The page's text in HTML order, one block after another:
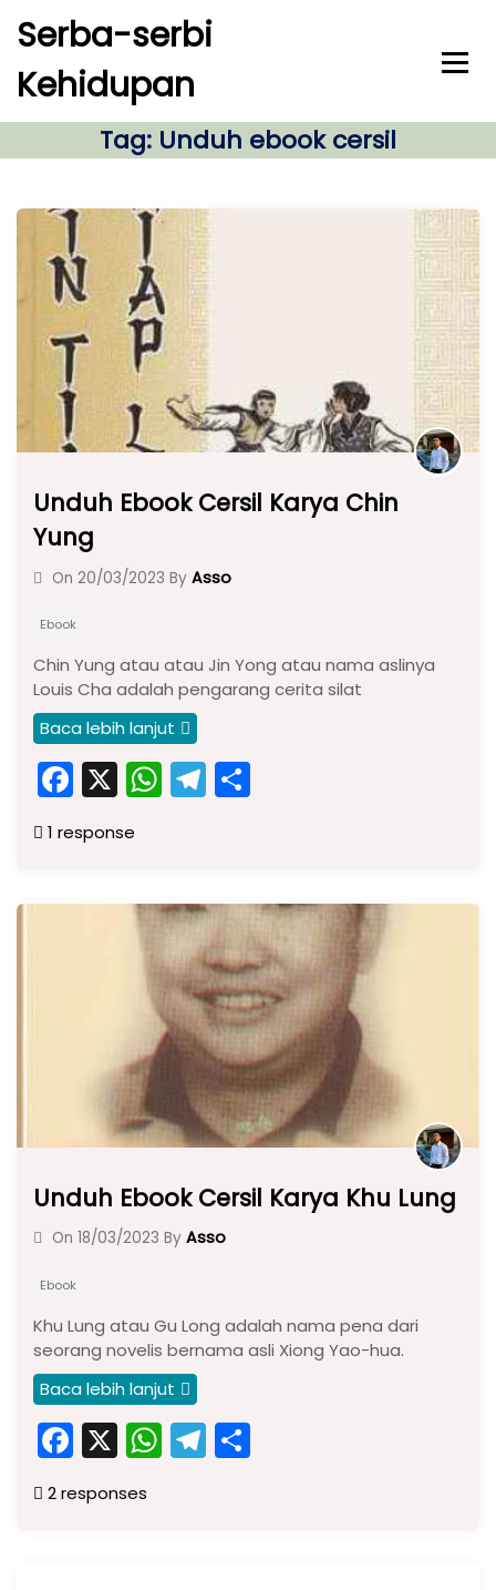
c
Serba-serbi
Kehidupan
Tag: Unduh ebook cersil
Unduh Ebook Cersil Karya Chin
Yung
On 20/03/2023 By Asso
Ebook
Chin Yung atau atau Jin Yong atau nama aslinya
Louis Cha adalah pengarang cerita silat
Baca lebih lanjut
F
a
c
b
X W
h
A
p
p
T
el
a
m
1 response
Unduh Ebook Cersil Karya Khu Lung
On 18/03/2023 By Asso
Ebook
Khu Lung atau Gu Long adalah nama pena dari
seorang novelis bernama asli Xiong Yao-hua.
Baca lebih lanjut
F
a
c
X W
h
T
el
2 responses